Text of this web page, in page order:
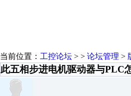
当前位置： 工控论坛 > > 论坛管理 >
此五相步进电机驱动器与PLC